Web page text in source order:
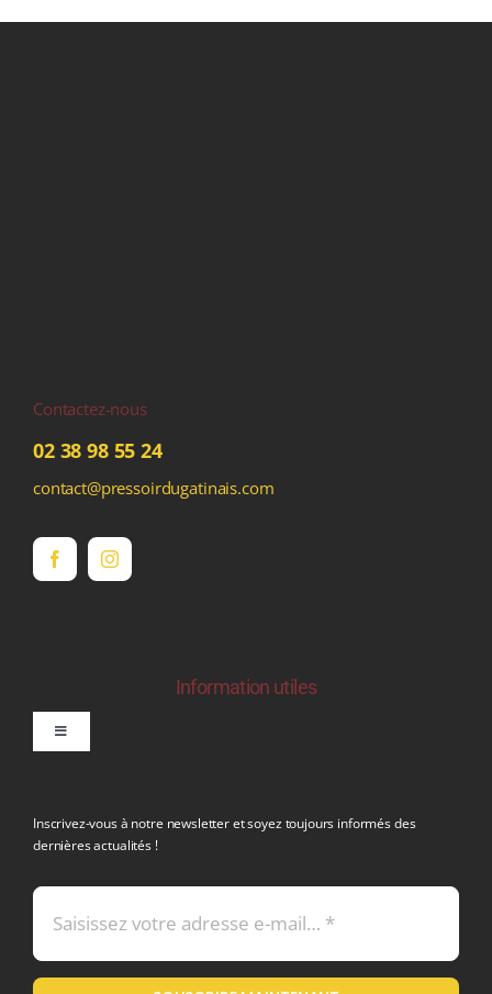
Contactez-nous
02 38 98 55 24
contact@pressoirdugatinais.com
Information utiles
Toggle
Mentions légales
Inscrivez-vous à notre newsletter et soyez toujours informés des
dernières actualités !